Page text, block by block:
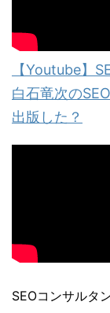
【Youtube】
白石竜次の
出版した？
SEOコンサルタ